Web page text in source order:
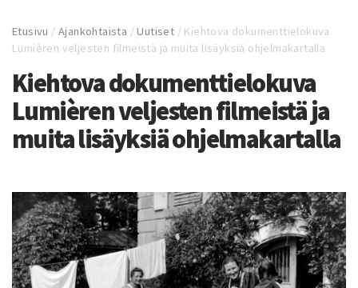
Etusivu /Ajankohtaista /Uutiset / Kiehtova dokumenttielokuva
Lumièren veljesten filmeistä ja muita lisäyksiä ohjelmakartalla
Kiehtova dokumenttielokuva
Lumièren veljesten filmeistä ja
muita lisäyksiä ohjelmakartalla